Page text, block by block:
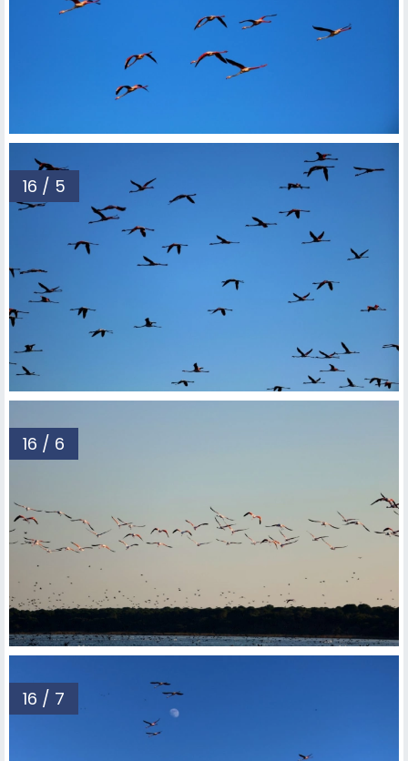
16 / 5
16 / 6
16 / 7